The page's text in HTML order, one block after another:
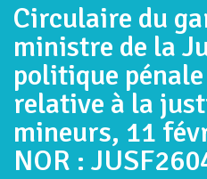
Circulaire du
ministre de la
politique
relative à la
mineurs, 11
NOR :